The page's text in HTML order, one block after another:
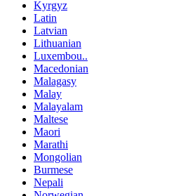
Kyrgyz
Latin
Latvian
Lithuanian
Luxembou..
Macedonian
Malagasy
Malay
Malayalam
Maltese
Maori
Marathi
Mongolian
Burmese
Nepali